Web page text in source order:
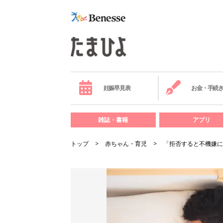
妊娠早見表 お金・手続き
雑誌・書籍 アプリ
トップ 赤ちゃん・育児 「拒否すると不機嫌